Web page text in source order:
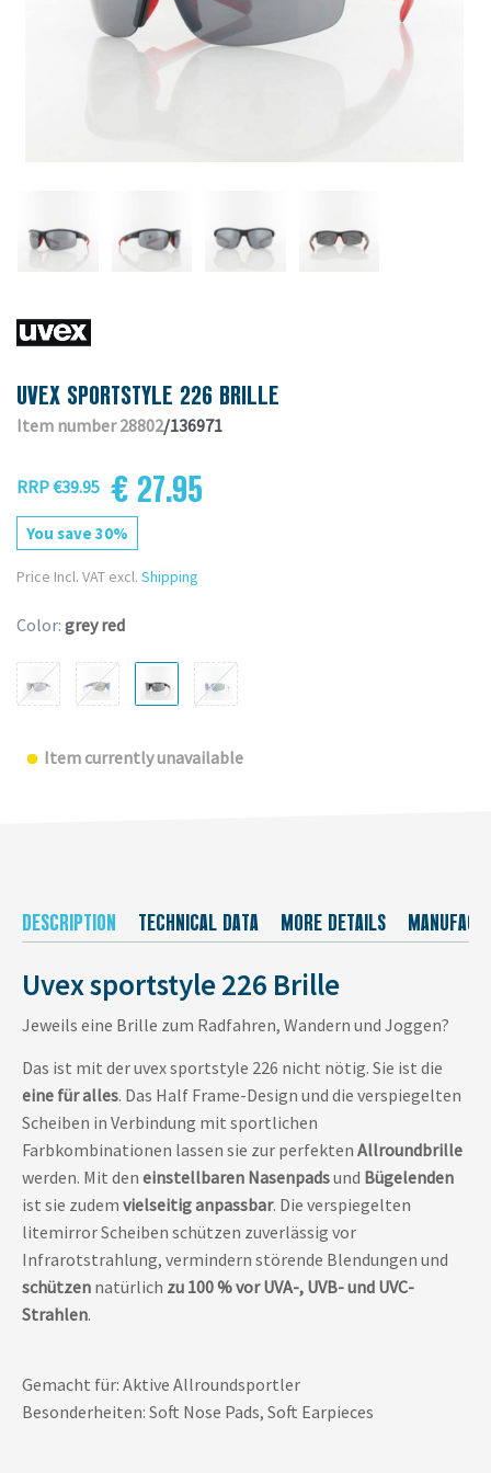
UVEX SPORTSTYLE 226 BRILLE
Item number 28802/136971
RRP €39.95 € 27.95
You save 30%
Price Incl. VAT excl. Shipping
Color: grey red
Item currently unavailable
DESCRIPTION TECHNICAL DATA MORE DETAILS
Uvex sportstyle 226 Brille
Jeweils eine Brille zum Radfahren, Wandern und Joggen?
Das ist mit der uvex sportstyle 226 nicht nötig. Sie ist die
eine für alles. Das Half Frame-Design und die verspiegelten
Scheiben in Verbindung mit sportlichen
Farbkombinationen lassen sie zur perfekten Allroundbrille
werden. Mit den einstellbaren Nasenpadsund Bügelenden
ist sie zudem vielseitig anpassbar. Die verspiegelten
litemirror Scheiben schützen zuverlässig vor
Infrarotstrahlung, vermindern störende Blendungen und
schützen natürlich zu 100 % vor UVA-, UVB- und UVC-
Strahlen.
Gemacht für: Aktive Allroundsportler
Besonderheiten: Soft Nose Pads, Soft Earpieces